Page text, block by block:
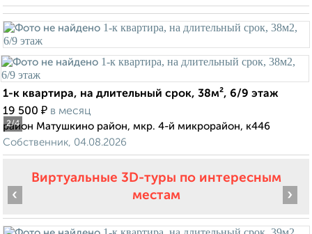
2/4
1-к квартира, на длительный срок, 38м², 6/9 этаж
19 500 ₽ в месяц
район Матушкино район, мкр. 4-й микрорайон, к446
Собственник, 04.08.2026
Виртуальные 3D-туры по интересным
местам
‹ ›